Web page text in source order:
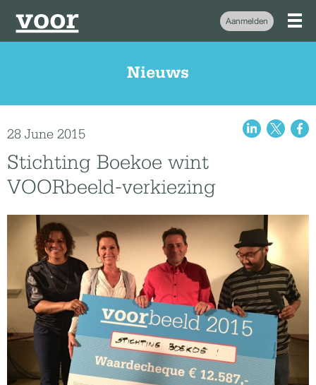
Aanmelden
Nieuws
28 June 2015
Stichting Boekoe wint
VOORbeeld-verkiezing